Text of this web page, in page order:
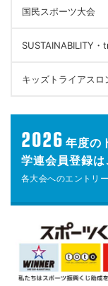
国民スポーツ大会
SUSTAINABILITY・
キッズトライアスロ
2026 年度の
学連会員登録は
各大会へのエントリ